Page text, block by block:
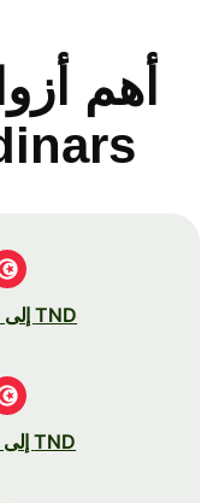
أهم
TND إلى USD
TND إلى GBP